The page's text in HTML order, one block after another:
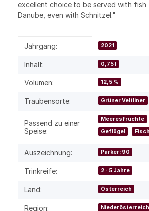
excellent choice to be served with fish
Danube, even with Schnitzel."
Produkteigenschaft
Wert
Jahrgang: 2021
Inhalt: 0,75 l
Volumen: 12,5 %
Traubensorte: Grüner Veltliner
Passend zu einer
Speise:
Meeresfrüchte
Geflügel
Fisch
Auszeichnung: Parker: 90
Trinkreife: 2 - 5 Jahre
Land: Österreich
Region: Niederösterreich